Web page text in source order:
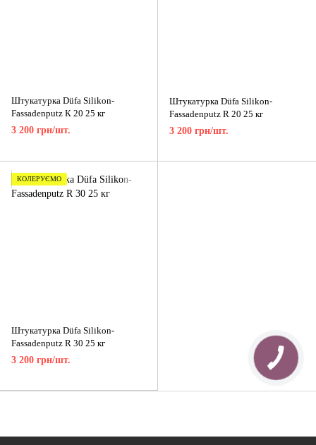
Штукатурка Düfa Silikon-
Fassadenputz К 20 25 кг
3 200 грн/шт.
Штукатурка Düfa Silikon-
Fassadenputz R 20 25 кг
3 200 грн/шт.
КОЛЕРУЄМО
Штукатурка Düfa Silikon-
Fassadenputz R 30 25 кг
3 200 грн/шт.